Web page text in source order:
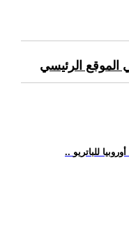
الموقع الرئيسي
للباتريو